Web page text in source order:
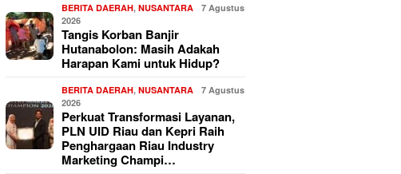
BERITA DAERAH,NUSANTARA
7 Agustus
2026
Tangis Korban Banjir
Hutanabolon: Masih Adakah
Harapan Kami untuk Hidup?
BERITA DAERAH,NUSANTARA
7 Agustus
2026
Perkuat Transformasi Layanan,
PLN UID Riau dan Kepri Raih
Penghargaan Riau Industry
Marketing Champi…